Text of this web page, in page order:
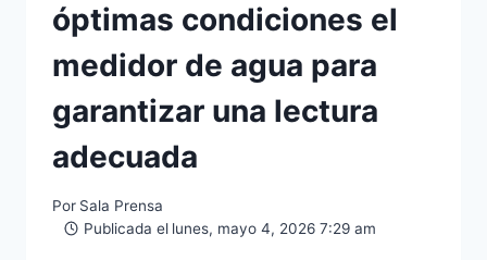
óptimas condiciones el
medidor de agua para
garantizar una lectura
adecuada
Por Sala Prensa
Publicada el lunes, mayo 4, 2026 7:29 am